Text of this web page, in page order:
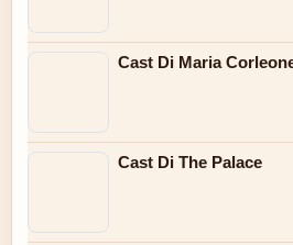
Cast Di Maria
Cast Di The Palace